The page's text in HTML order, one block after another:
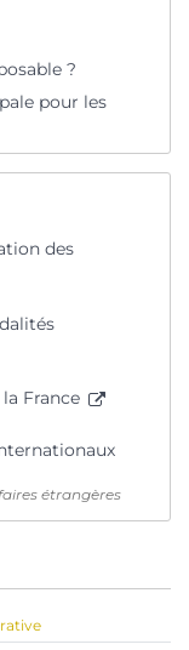
?
pour les
des
France
étrangères